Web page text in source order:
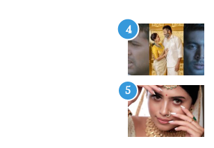
ரூ
பா
ய்
வ
சூ
ல்
!